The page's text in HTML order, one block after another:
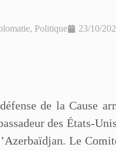
, Politique 23/10/
de la Cause
des États-
Le